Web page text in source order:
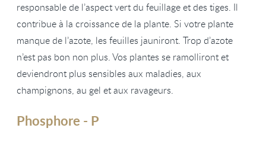
responsable de l’aspect vert du feuillage et des tiges. Il
contribue à la croissance de la plante. Si votre plante
manque de l’azote, les feuilles jauniront. Trop d’azote
n’est pas bon non plus. Vos plantes se ramolliront et
deviendront plus sensibles aux maladies, aux
champignons, au gel et aux ravageurs.
Phosphore - P